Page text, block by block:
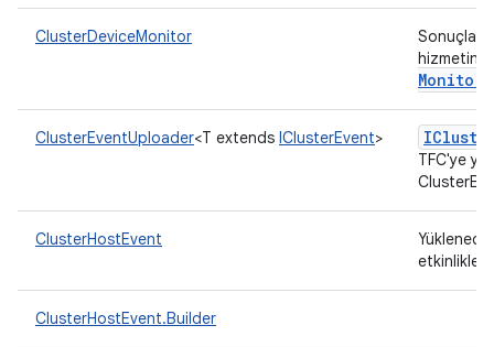
ClusterDeviceMonitor
Monitor
ClusterEventUploader<T extends IClusterEvent>
TFC'ye
ClusterHostEvent
ClusterHostEvent.Builder